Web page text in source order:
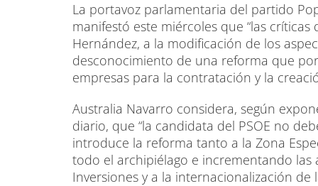
La portavoz parlamentaria del partido
manifestó este miércoles que “las
Hernández, a la modificación de los
desconocimiento de una reforma que
empresas para la contratación y la
Australia Navarro considera, según
diario, que “la candidata del PSOE no
introduce la reforma tanto a la Zona
todo el archipiélago e incrementando las
Inversiones y a la internacionalización